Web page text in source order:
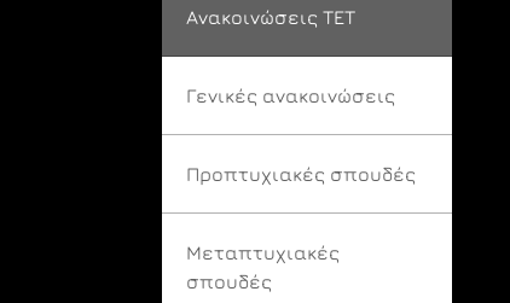
Ανακοινώσεις ΤΕΤ
Γενικές ανακοινώσεις
Προπτυχιακές σπουδές
Μεταπτυχιακές
σπουδές